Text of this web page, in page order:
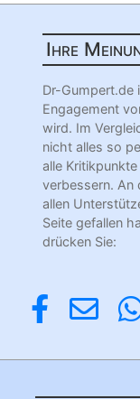
Ihre
Dr-Gumpert.de
Engagement
wird. Im
nicht alles so
alle
verbessern. An
allen
Seite gefallen
drücken Sie: